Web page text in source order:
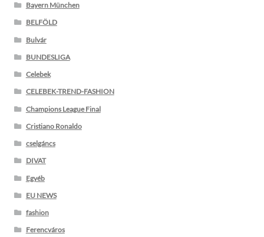
Bayern München
BELFÖLD
Bulvár
BUNDESLIGA
Celebek
CELEBEK-TREND-FASHION
Champions League Final
Cristiano Ronaldo
cselgáncs
DIVAT
Egyéb
EU NEWS
fashion
Ferencváros